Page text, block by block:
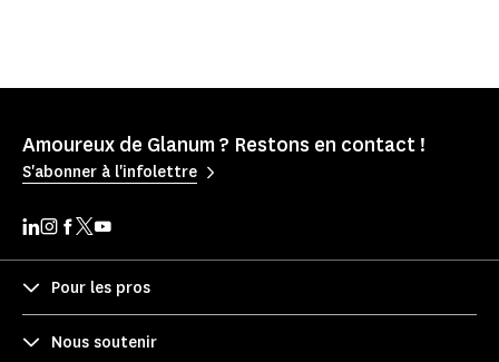
Amoureux de Glanum ? Restons en contact !
S'abonner à l'infolettre
Pour les pros
Nous soutenir